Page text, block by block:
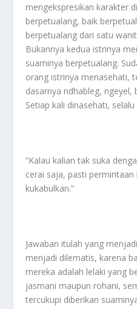
mengekspresikan karakter
berpetualang, baik
berpetualang dari satu
Bukannya kedua istrinya
suaminya berpetualang.
orang istrinya menasehati,
dasarnya ndhableg, ngeyel,
Setiap kali dinasehati,
“Kalau kalian tak suka
cerai saja, pasti permintaan
kukabulkan.”
Jawaban itulah yang
menjadi dilematis, karena
mereka adalah lelaki yang
jasmani maupun rohani,
tercukupi diberikan